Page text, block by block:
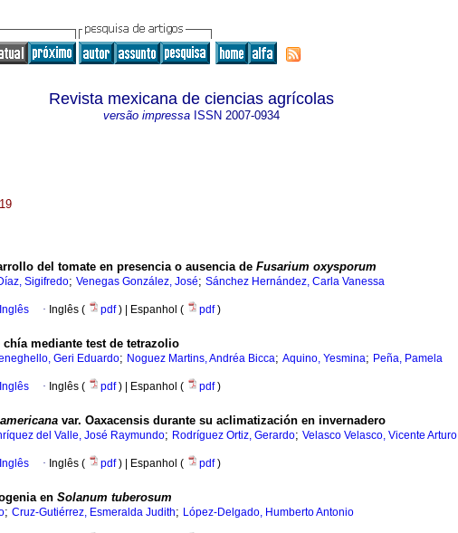
Revista mexicana de ciencias agrícolas
versão impressaISSN 2007-0934
del tomate en presencia o ausencia de Fusarium oxysporum
Sigifredo; Venegas González, José; Sánchez Hernández, Carla Vanessa
Inglês · Inglês ( pdf) | Espanhol ( pdf)
mediante test de tetrazolio
Geri Eduardo; Noguez Martins, Andréa Bicca; Aquino, Yesmina; Peña, Pamela
Inglês · Inglês ( pdf) | Espanhol ( pdf)
var. Oaxacensis durante su aclimatización en invernadero
del Valle, José Raymundo; Rodríguez Ortiz, Gerardo; Velasco Velasco, Vicente Arturo
Inglês · Inglês ( pdf) | Espanhol ( pdf)
en Solanum tuberosum
; Cruz-Gutiérrez, Esmeralda Judith; López-Delgado, Humberto Antonio